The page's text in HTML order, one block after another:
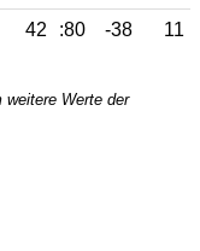
42 :80 -38 11